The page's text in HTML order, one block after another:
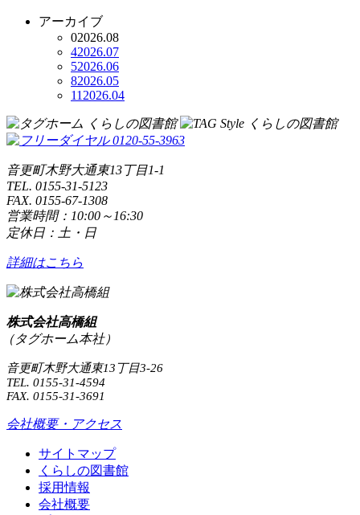
アーカイブ
02026.08
42026.07
52026.06
82026.05
112026.04
音更町木野大通東13丁目1-1
TEL. 0155-31-5123
FAX. 0155-67-1308
営業時間：10:00～16:30
定休日：土・日
詳細はこちら
株式会社高橋組
（タグホーム本社）
音更町木野大通東13丁目3-26
TEL. 0155-31-4594
FAX. 0155-31-3691
会社概要・アクセス
サイトマップ
くらしの図書館
採用情報
会社概要